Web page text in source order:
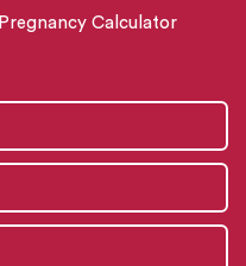
Pregnancy Calculator